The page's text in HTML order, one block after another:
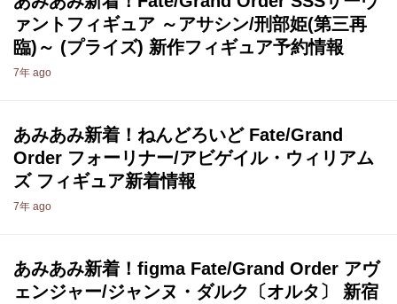
ァントフィギュア ～アサシン/刑部姫(第三再
臨)～ (プライズ) 新作フィギュア予約情報
7年 ago
あみあみ新着！ねんどろいど Fate/Grand
Order フォーリナー/アビゲイル・ウィリアム
ズ フィギュア新着情報
7年 ago
あみあみ新着！figma Fate/Grand Order アヴ
ェンジャー/ジャンヌ・ダルク〔オルタ〕 新宿